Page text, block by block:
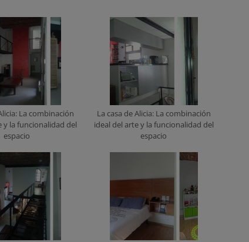
La combinación
y la funcionalidad del
espacio
La casa de Alicia: La combinación
ideal del arte y la funcionalidad del
espacio